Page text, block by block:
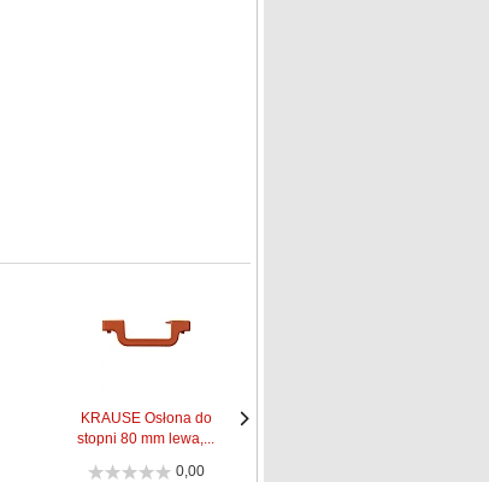
KRAUSE Osłona do
stopni 80 mm lewa,...
0,00